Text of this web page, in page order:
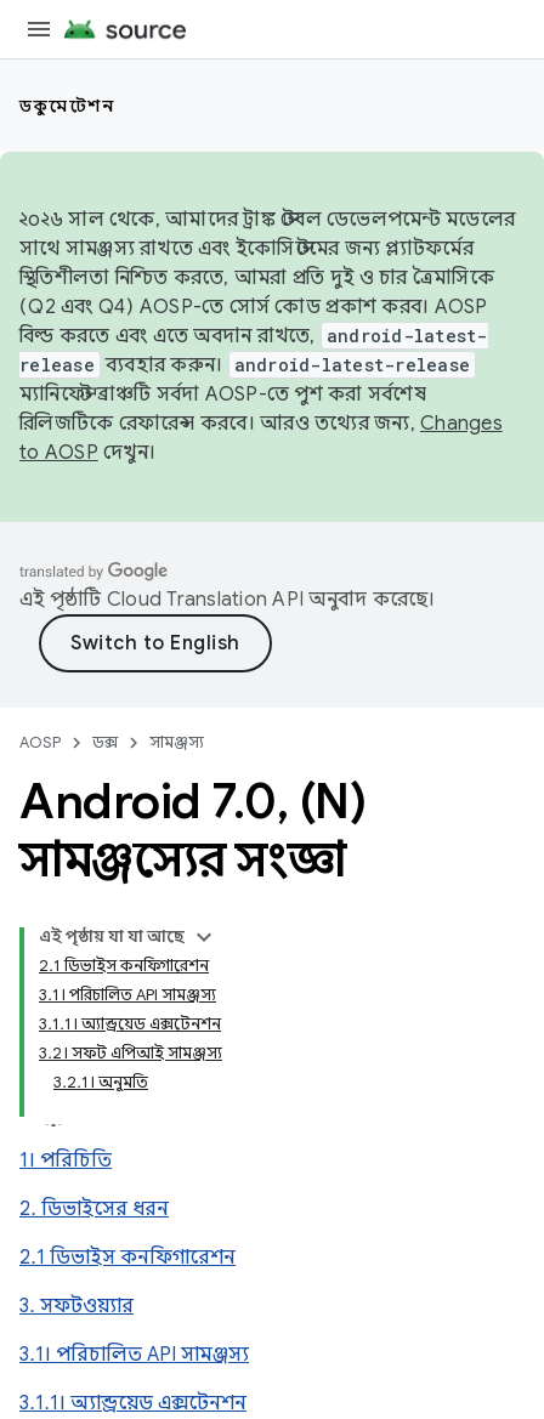
ডকুমেন্টেশন
২০২৬ সাল থেকে, আমাদের ট্রাঙ্ক স্টেবল ডেভেলপমেন্ট মডেলের
সাথে সামঞ্জস্য রাখতে এবং ইকোসিস্টেমের জন্য প্ল্যাটফর্মের
স্থিতিশীলতা নিশ্চিত করতে, আমরা প্রতি দুই ও চার ত্রৈমাসিকে
(Q2 এবং Q4) AOSP-তে সোর্স কোড প্রকাশ করব। AOSP
বিল্ড করতে এবং এতে অবদান রাখতে,
android-latest-
release ব্যবহার করুন। android-latest-release
ম্যানিফেস্ট ব্রাঞ্চটি সর্বদা AOSP-তে পুশ করা সর্বশেষ
রিলিজটিকে রেফারেন্স করবে। আরও তথ্যের জন্য, Changes
to AOSP দেখুন।
এই পৃষ্ঠাটি Cloud Translation API অনুবাদ করেছে।
AOSP ডক্স সামঞ্জস্য
Android 7.0, (N)
সামঞ্জস্যের সংজ্ঞা
এই পৃষ্ঠায় যা যা আছে
2.1 ডিভাইস কনফিগারেশন
3.1। পরিচালিত API সামঞ্জস্য
3.1.1। অ্যান্ড্রয়েড এক্সটেনশন
3.2। সফট এপিআই সামঞ্জস্য
3.2.1। অনুমতি
1। পরিচিতি
2. ডিভাইসের ধরন
2.1 ডিভাইস কনফিগারেশন
3. সফটওয়্যার
3.1। পরিচালিত API সামঞ্জস্য
3.1.1। অ্যান্ড্রয়েড এক্সটেনশন